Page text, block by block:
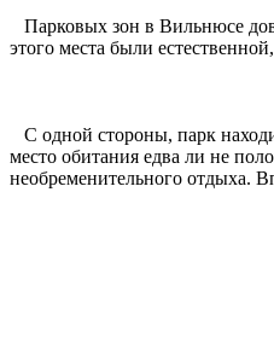
Парковых зон в Вильнюсе
этого места были
С одной стороны, парк
место обитания едва ли не
необременительного отдыха.